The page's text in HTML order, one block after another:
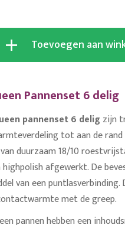
Toevoegen aan
Pannenset 6 delig
pannenset 6 delig zijn
tot aan de
duurzaam 18/10
afgewerkt. De
van een
met de greep.
pannen hebben een